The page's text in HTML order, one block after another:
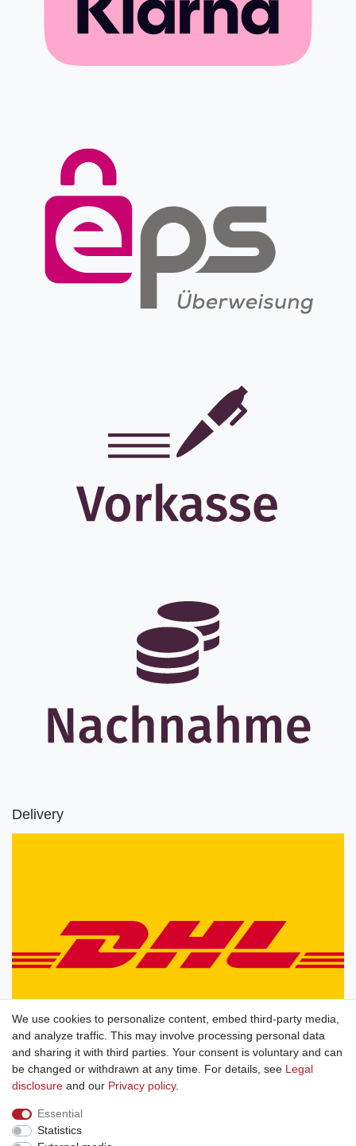
Delivery
We use cookies to personalize content, embed third-party media,
and analyze traffic. This may involve processing personal data
and sharing it with third parties. Your consent is voluntary and can
be changed or withdrawn at any time. For details, see Legal
disclosure and our Privacy policy.
Essential
Statistics